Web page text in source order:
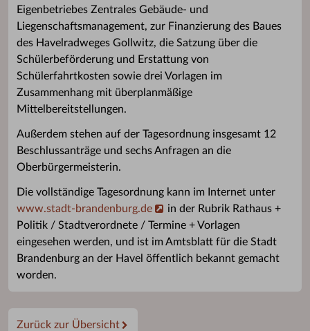
Eigenbetriebes Zentrales Gebäude- und
Liegenschaftsmanagement, zur Finanzierung des Baues
des Havelradweges Gollwitz, die Satzung über die
Schülerbeförderung und Erstattung von
Schülerfahrtkosten sowie drei Vorlagen im
Zusammenhang mit überplanmäßige
Mittelbereitstellungen.
Außerdem stehen auf der Tagesordnung insgesamt 12
Beschlussanträge und sechs Anfragen an die
Oberbürgermeisterin.
Die vollständige Tagesordnung kann im Internet unter
www.stadt-brandenburg.de
in der Rubrik Rathaus +
Politik / Stadtverordnete / Termine + Vorlagen
eingesehen werden, und ist im Amtsblatt für die Stadt
Brandenburg an der Havel öffentlich bekannt gemacht
worden.
Zurück zur Übersicht